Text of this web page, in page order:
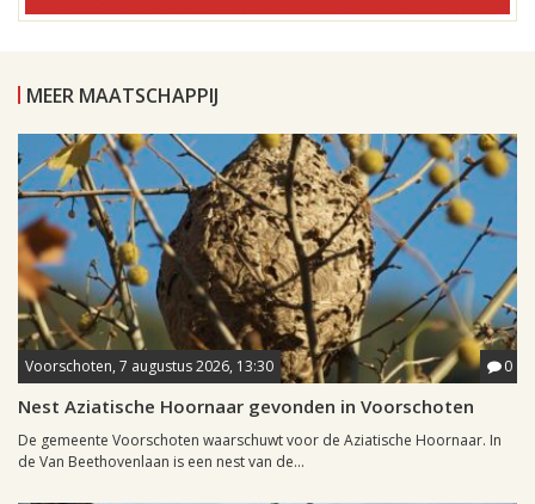
MEER MAATSCHAPPIJ
Voorschoten, 7 augustus 2026, 13:30 0
Nest Aziatische Hoornaar gevonden in Voorschoten
De gemeente Voorschoten waarschuwt voor de Aziatische Hoornaar. In
de Van Beethovenlaan is een nest van de...